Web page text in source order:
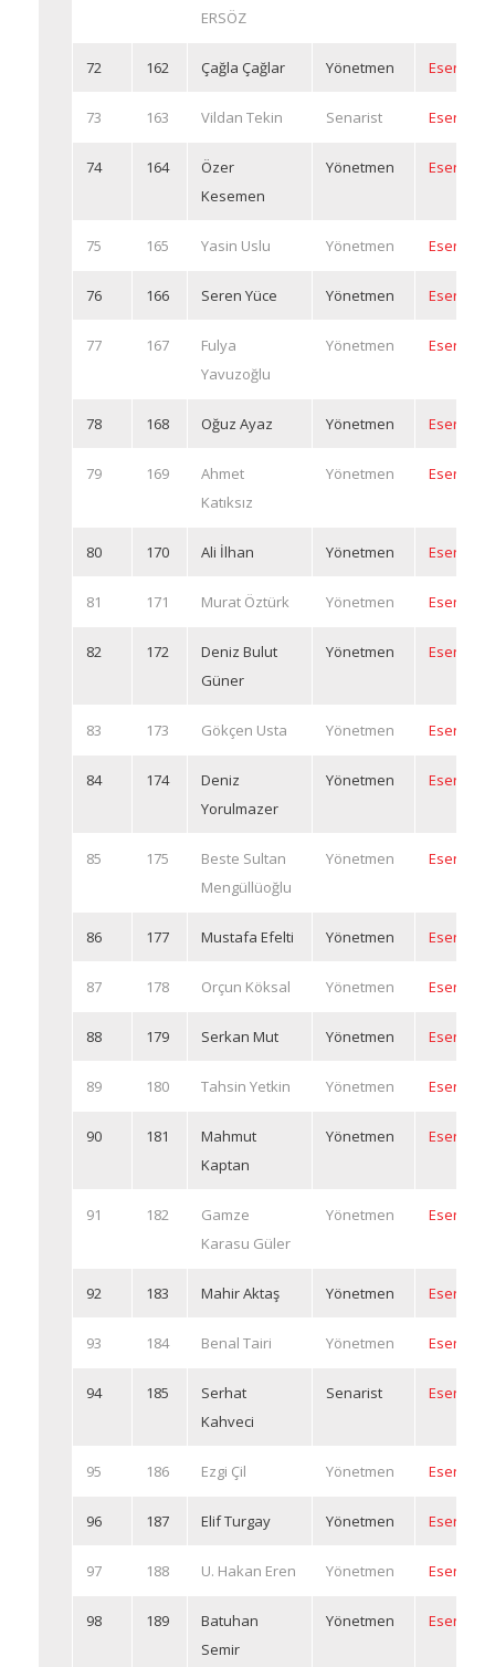
ERSÖZ
72 162 Çağla Çağlar Yönetmen Eserleri
73 163 Vildan Tekin Senarist Eserleri
74 164
Özer
Kesemen
Yönetmen Eserleri
75 165 Yasin Uslu Yönetmen Eserleri
76 166 Seren Yüce Yönetmen Eserleri
77 167
Fulya
Yavuzoğlu
Yönetmen Eserleri
78 168 Oğuz Ayaz Yönetmen Eserleri
79 169
Ahmet
Katıksız
Yönetmen Eserleri
80 170 Ali İlhan Yönetmen Eserleri
81 171 Murat Öztürk Yönetmen Eserleri
82 172
Deniz Bulut
Güner
Yönetmen Eserleri
83 173 Gökçen Usta Yönetmen Eserleri
84 174
Deniz
Yorulmazer
Yönetmen Eserleri
85 175
Beste Sultan
Mengüllüoğlu
Yönetmen Eserleri
86 177 Mustafa Efelti Yönetmen Eserleri
87 178 Orçun Köksal Yönetmen Eserleri
88 179 Serkan Mut Yönetmen Eserleri
89 180 Tahsin Yetkin Yönetmen Eserleri
90 181
Mahmut
Kaptan
Yönetmen Eserleri
91 182
Gamze
Karasu Güler
Yönetmen Eserleri
92 183 Mahir Aktaş Yönetmen Eserleri
93 184 Benal Tairi Yönetmen Eserleri
94 185
Serhat
Kahveci
Senarist Eserleri
95 186 Ezgi Çil Yönetmen Eserleri
96 187 Elif Turgay Yönetmen Eserleri
97 188 U. Hakan Eren Yönetmen Eserleri
98 189
Batuhan
Semir
Yönetmen Eserleri